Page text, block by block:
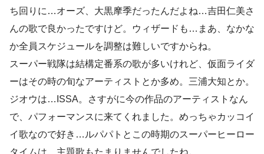
ち回りに…オーズ、大黒摩季だったんだよね…吉田仁美さ
んの歌で良かったですけど。ウィザードも…まあ、なかな
か全員スケジュールを調整は難しいですからね。
スーパー戦隊は結構定番系の歌が多いけれど、仮面ライダ
ーはその時の旬なアーティストとか多め。三浦大知とか。
ジオウは…ISSA。さすがに今の作品のアーティストなん
で、パフォーマンスに来てくれました。めっちゃカッコイ
イ歌なので好き…ルパパトとこの時期のスーパーヒーロー